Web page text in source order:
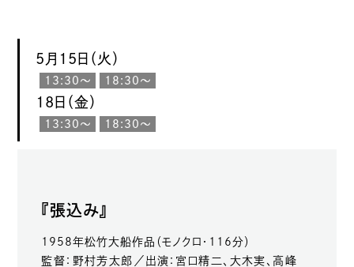
5月15日（火）
13:30〜 18:30〜
18日（金）
13:30〜 18:30〜
『張込み』
1958年松竹大船作品（モノクロ・116分）
監督：野村芳太郎／出演：宮口精二、大木実、高峰